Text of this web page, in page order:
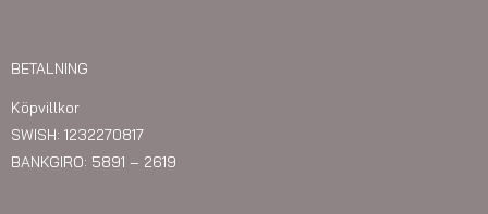
BETALNING
Köpvillkor
SWISH: 1232270817
BANKGIRO: 5891 – 2619